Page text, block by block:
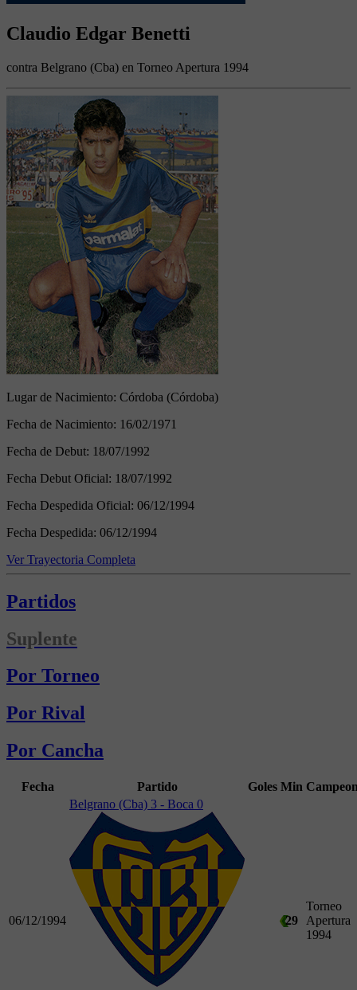
Claudio Edgar Benetti
contra Belgrano (Cba) en Torneo Apertura 1994
Lugar de Nacimiento: Córdoba (Córdoba)
Fecha de Nacimiento: 16/02/1971
Fecha de Debut: 18/07/1992
Fecha Debut Oficial: 18/07/1992
Fecha Despedida Oficial: 06/12/1994
Fecha Despedida: 06/12/1994
Ver Trayectoria Completa
Partidos
Suplente
Por Torneo
Por Rival
Por Cancha
Fecha Partido Goles Min
06/12/1994
Belgrano (Cba) 3 - Boca 0
29
Torneo
Apertura
1994